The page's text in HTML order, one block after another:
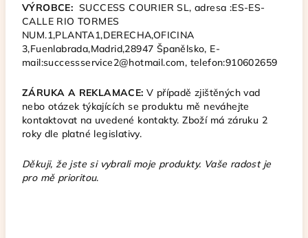
VÝROBCE: SUCCESS COURIER SL, adresa :ES-ES-
CALLE RIO TORMES
NUM.1,PLANTA1,DERECHA,OFICINA
3,Fuenlabrada,Madrid,28947 Španělsko, E-
mail:successservice2@hotmail.com, telefon:910602659
ZÁRUKA A REKLAMACE: V případě zjištěných vad
nebo otázek týkajících se produktu mě neváhejte
kontaktovat na uvedené kontakty. Zboží má záruku 2
roky dle platné legislativy.
Děkuji, že jste si vybrali moje produkty. Vaše radost je
pro mě prioritou.